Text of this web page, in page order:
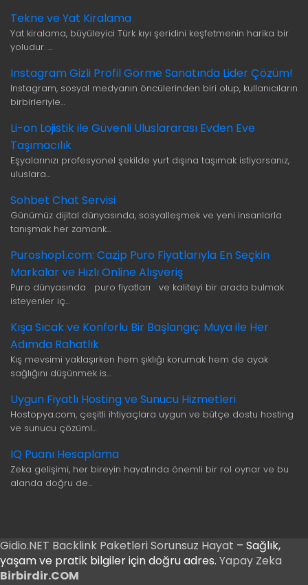
Tekne ve Yat Kiralama
Yat kiralama, büyüleyici Türk kıyı şeridini keşfetmenin harika bir
yoludur. …
Instagram Gizli Profil Görme Sanatında Lider Çözüm!
Instagram, sosyal medyanın öncülerinden biri olup, kullanıcıların
birbirleriyle…
Li-on Lojistik ile Güvenli Uluslararası Evden Eve
Taşımacılık
Eşyalarınızı profesyonel şekilde yurt dışına taşımak istiyorsanız,
uluslara…
Sohbet Chat Servisi
Günümüz dijital dünyasında, sosyalleşmek ve yeni insanlarla
tanışmak her zamank…
Puroshop1.com: Cazip Puro Fiyatlarıyla En Seçkin
Markalar ve Hızlı Online Alışveriş
Puro dünyasında puro fiyatları ve kaliteyi bir arada bulmak
isteyenler iç…
Kışa Sıcak ve Konforlu Bir Başlangıç: Muya ile Her
Adımda Rahatlık
Kış mevsimi yaklaşırken hem şıklığı korumak hem de ayak
sağlığını düşünmek is…
Uygun Fiyatlı Hosting ve Sunucu Hizmetleri
Hostopya.com, çeşitli ihtiyaçlara uygun ve bütçe dostu hosting
ve sunucu çözüml…
IQ Puanı Hesaplama
Zeka gelişimi, her bireyin hayatında önemli bir rol oynar ve bu
alanda doğru de…
Gidio.NET Backlink Paketleri Sorunsuz Hayat – Sağlık,
yaşam ve pratik bilgiler için doğru adres. Yapay Zeka
Birbirdir.COM